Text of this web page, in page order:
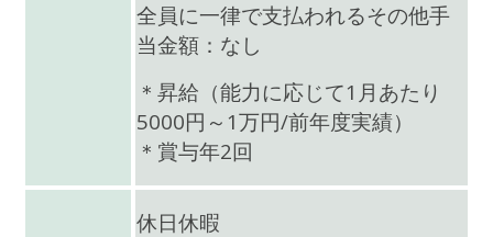
全員に一律で支払われるその他手
当金額：なし
＊昇給（能力に応じて1月あたり
5000円～1万円/前年度実績）
＊賞与年2回
休日休暇